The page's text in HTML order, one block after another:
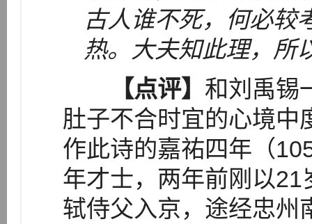
古人谁不死，何必较
热。大夫知此理，所
【点评】 和刘禹锡
肚子不合时宜的心境中
作此诗的嘉祐四年（
年才士，两年前刚以
轼侍父入京，途经忠州